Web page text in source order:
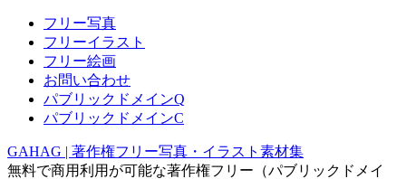
フリー写真
フリーイラスト
フリー絵画
お問い合わせ
パブリックドメインQ
パブリックドメインC
GAHAG | 著作権フリー写真・イラスト素材集
無料で商用利用が可能な著作権フリー（パブリックドメイ